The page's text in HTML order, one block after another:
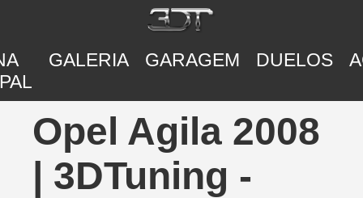
GALERIA GARAGEM DUELOS
Opel Agila 2008
| 3DTuning -